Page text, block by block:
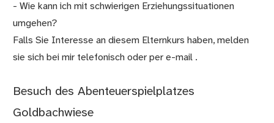
- Wie kann ich mit schwierigen Erziehungssituationen
umgehen?
Falls Sie Interesse an diesem Elternkurs haben, melden
sie sich bei mir telefonisch oder per e-mail .
Besuch des Abenteuerspielplatzes
Goldbachwiese